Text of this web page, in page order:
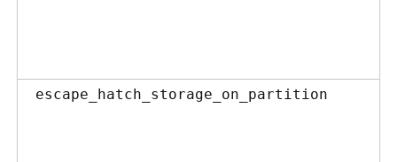
escape_hatch_storage_on_partition